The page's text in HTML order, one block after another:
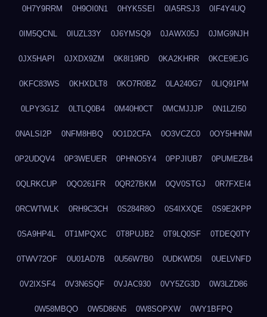
0H7Y9RRM 0H9OI0N1 0HYK5SEI 0IA5RSJ3 0IF4Y4UQ
0IM5QCNL 0IUZL33Y 0J6YMSQ9 0JAWX05J 0JMG9NJH
0JX5HAPI 0JXDX9ZM 0K8I19RD 0KA2KHRR 0KCE9EJG
0KFC83WS 0KHXDLT8 0KO7R0BZ 0LA240G7 0LIQ91PM
0LPY3G1Z 0LTLQ0B4 0M40H0CT 0MCMJJJP 0N1LZI50
0NALSI2P 0NFM8HBQ 0O1D2CFA 0O3VCZC0 0OY5HHNM
0P2UDQV4 0P3WEUER 0PHNO5Y4 0PPJIUB7 0PUMEZB4
0QLRKCUP 0QO261FR 0QR27BKM 0QV0STGJ 0R7FXEI4
0RCWTWLK 0RH9C3CH 0S284R8O 0S4IXXQE 0S9E2KPP
0SA9HP4L 0T1MPQXC 0T8PUJB2 0T9LQ0SF 0TDEQ0TY
0TWV72OF 0U01AD7B 0U56W7B0 0UDKWD5I 0UELVNFD
0V2IXSF4 0V3N6SQF 0VJAC930 0VY5ZG3D 0W3LZD86
0W58MBQO 0W5D86N5 0W8SOPXW 0WY1BFPQ